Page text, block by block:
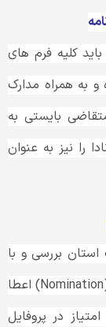
کلیه فرم های
و به همراه مدارک
بایستی به
خود، مبلغ 300 دلار کانادا را نیز به عنوان
بررسی و با
موفقیت به پایان رسید، به وی نامزدی استانی (Nomination) اعطا
خواهد شد و متقاضی موفق به دریافت 600 امتیاز در پروفایل